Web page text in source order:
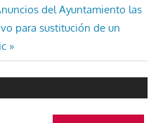
del Ayuntamiento las
para sustitución de un